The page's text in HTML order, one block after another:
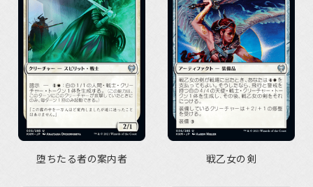
堕ちたる者の案内者 戦乙女の剣